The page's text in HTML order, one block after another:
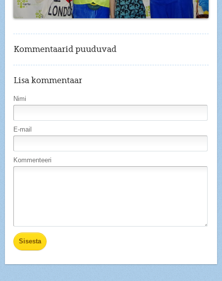
Kommentaarid puuduvad
Lisa kommentaar
Nimi
E-mail
Kommenteeri